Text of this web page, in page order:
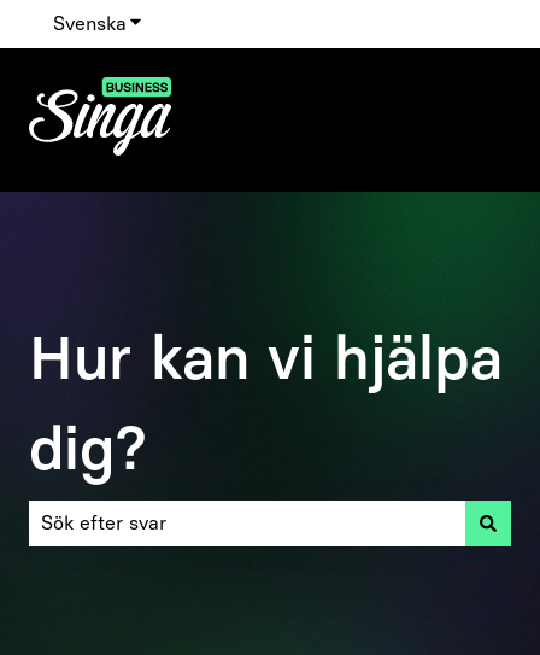
Svenska Visa undermenyer för översättningar
Hur kan vi hjälpa
dig?